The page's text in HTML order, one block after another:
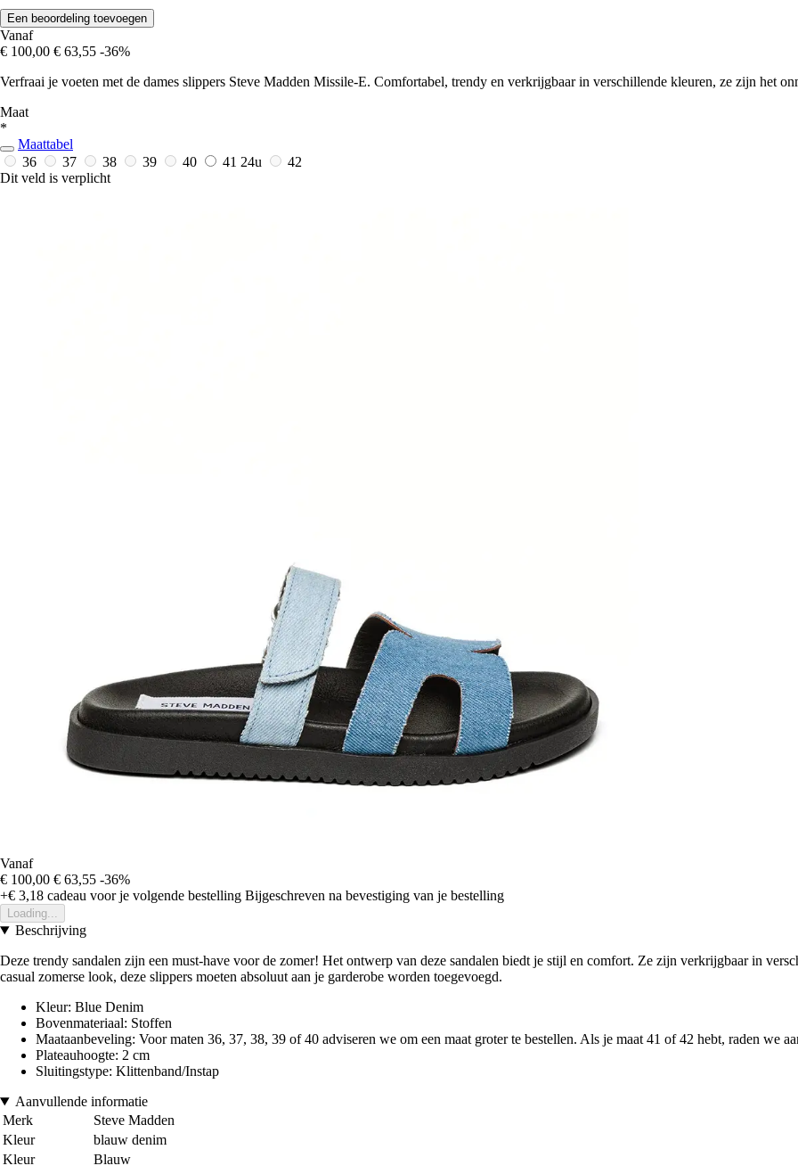
Een beoordeling toevoegen
Vanaf
€ 100,00 € 63,55 -36%
Verfraai je voeten met de dames slippers Steve Madden Missile-E. Comfortabel, trendy en verkrijgbaar in verschillende kleuren, ze zijn het
Maat
*
Maattabel
36
37 38 39 40 41 24u
42
Dit veld is verplicht
Vanaf
€ 100,00 € 63,55 -36%
+€ 3,18 cadeau voor je volgende bestelling Bijgeschreven na bevestiging van je bestelling
Loading...
Beschrijving
Deze trendy sandalen zijn een must-have voor de zomer! Het ontwerp van deze sandalen biedt je stijl en comfort. Ze zijn verkrijgbaar in
casual zomerse look, deze slippers moeten absoluut aan je garderobe worden toegevoegd.
Kleur: Blue Denim
Bovenmateriaal: Stoffen
Maataanbeveling: Voor maten 36, 37, 38, 39 of 40 adviseren we om een maat groter te bestellen. Als je maat 41 of 42 hebt, raden we
Plateauhoogte: 2 cm
Sluitingstype: Klittenband/Instap
Aanvullende informatie
Merk
Steve Madden
Kleur
blauw denim
Kleur
Blauw